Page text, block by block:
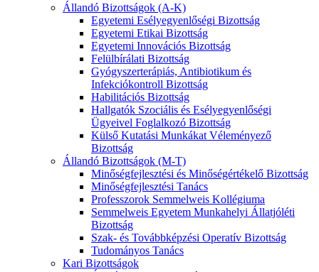
Állandó Bizottságok (A-K)
Egyetemi Esélyegyenlőségi Bizottság
Egyetemi Etikai Bizottság
Egyetemi Innovációs Bizottság
Felülbírálati Bizottság
Gyógyszerterápiás, Antibiotikum és
Infekciókontroll Bizottság
Habilitációs Bizottság
Hallgatók Szociális és Esélyegyenlőségi
Ügyeivel Foglalkozó Bizottság
Külső Kutatási Munkákat Véleményező
Bizottság
Állandó Bizottságok (M-T)
Minőségfejlesztési és Minőségértékelő Bizottság
Minőségfejlesztési Tanács
Professzorok Semmelweis Kollégiuma
Semmelweis Egyetem Munkahelyi Állatjóléti
Bizottság
Szak- és Továbbképzési Operatív Bizottság
Tudományos Tanács
Kari Bizottságok